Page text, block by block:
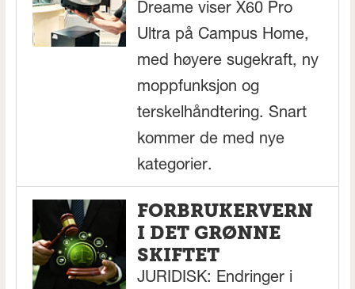
Dreame viser X60 Pro
Ultra på Campus Home,
med høyere sugekraft, ny
moppfunksjon og
terskelhåndtering. Snart
kommer de med nye
kategorier.
FORBRUKERVERN
I DET GRØNNE
SKIFTET
JURIDISK: Endringer i